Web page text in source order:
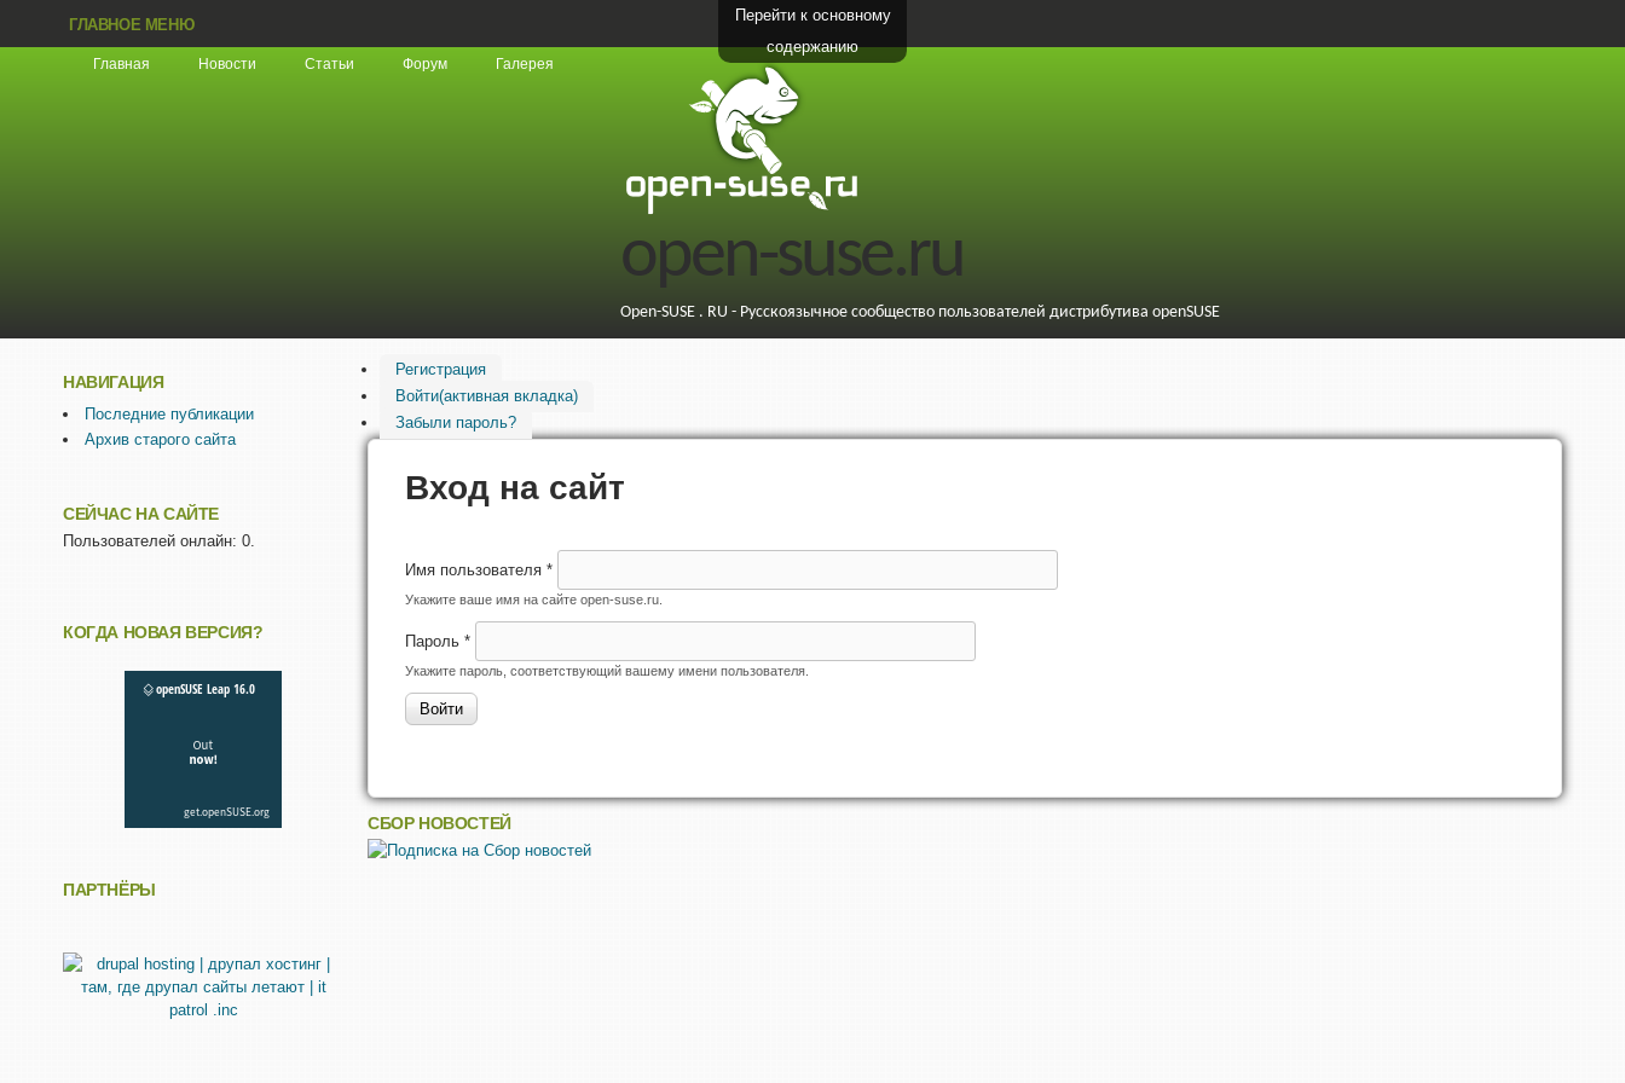
Перейти к основному
содержанию
ГЛАВНОЕ МЕНЮ
Главная Новости Статьи Форум Галерея
open-suse.ru
Open-SUSE . RU - Русскоязычное сообщество пользователей дистрибутива openSUSE
Регистрация
Войти(активная вкладка)
Забыли пароль?
Вход на сайт
Имя пользователя *
Укажите ваше имя на сайте open-suse.ru.
Пароль *
Укажите пароль, соответствующий вашему имени пользователя.
СБОР НОВОСТЕЙ
НАВИГАЦИЯ
Последние публикации
Архив старого сайта
СЕЙЧАС НА САЙТЕ
Пользователей онлайн: 0.
КОГДА НОВАЯ ВЕРСИЯ?
ПАРТНЁРЫ